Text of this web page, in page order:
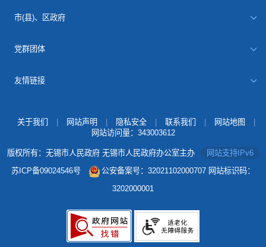
市(县)、区政府
党群团体
友情链接
关于我们 网站声明 隐私安全 联系我们 网站地图
网站访问量： 343003612
版权所有：无锡市人民政府 无锡市人民政府办公室主办
网站支持IPv6
苏ICP备09024546号
公安备案号：32021102000707 网站标识码：
3202000001